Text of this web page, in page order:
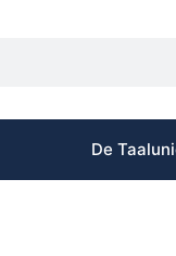
De